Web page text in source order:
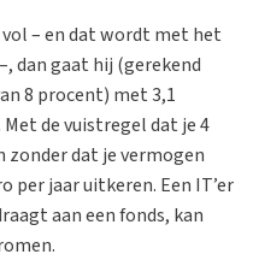
– en dat wordt met het
–, dan gaat hij (gerekend
8 procent) met 3,1
de vuistregel dat je 4
dat je vermogen
per jaar uitkeren. Een IT’er
aan een fonds, kan